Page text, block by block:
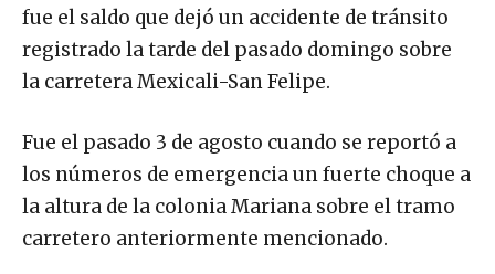
fue el saldo que dejó un accidente de tránsito
registrado la tarde del pasado domingo sobre
la carretera Mexicali-San Felipe.
Fue el pasado 3 de agosto cuando se reportó a
los números de emergencia un fuerte choque a
la altura de la colonia Mariana sobre el tramo
carretero anteriormente mencionado.